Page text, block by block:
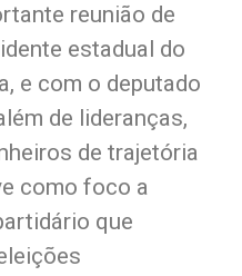
reunião de
estadual do
e com o deputado
de lideranças,
de trajetória
como foco a
que